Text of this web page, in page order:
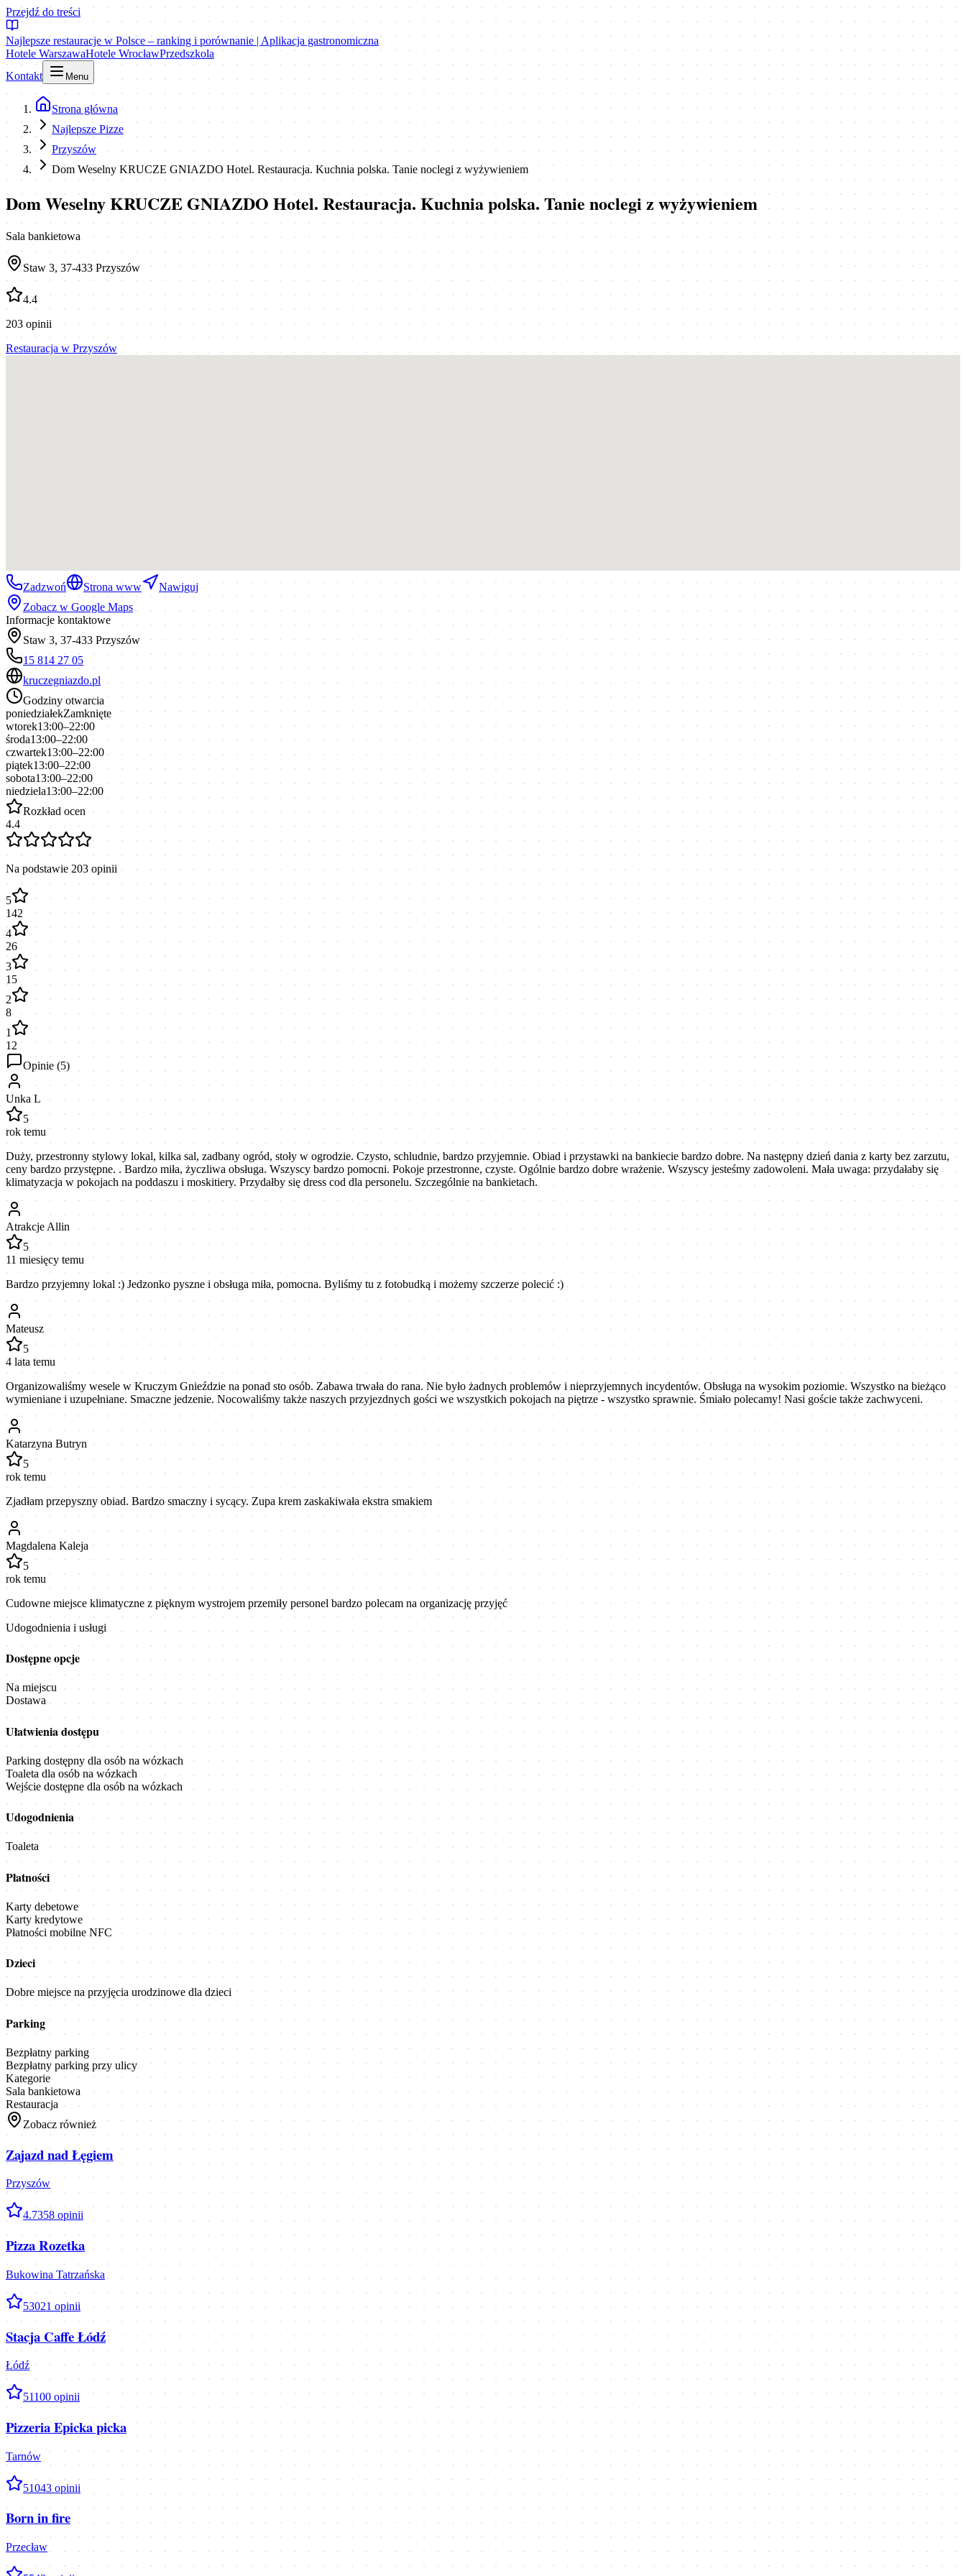
Przejdź do treści
Najlepsze restauracje w Polsce – ranking i porównanie | Aplikacja gastronomiczna
Hotele WarszawaHotele WrocławPrzedszkola
Kontakt
Menu
Strona główna
Najlepsze Pizze
Przyszów
Dom Weselny KRUCZE GNIAZDO Hotel. Restauracja. Kuchnia polska. Tanie noclegi z wyżywieniem
Dom Weselny KRUCZE GNIAZDO Hotel. Restauracja. Kuchnia polska. Tanie noclegi z wyżywieniem
Sala bankietowa
Staw 3, 37-433 Przyszów
4.4
203 opinii
Restauracja w Przyszów
Zadzwoń Strona www
Nawiguj
Zobacz w Google Maps
Informacje kontaktowe
Staw 3, 37-433 Przyszów
15 814 27 05
kruczegniazdo.pl
Godziny otwarcia
poniedziałekZamknięte
wtorek13:00–22:00
środa13:00–22:00
czwartek13:00–22:00
piątek13:00–22:00
sobota13:00–22:00
niedziela13:00–22:00
Rozkład ocen
4.4
Na podstawie 203 opinii
5
142
4
26
3
15
2
8
1
12
Opinie (5)
Unka L
5
rok temu
Duży, przestronny stylowy lokal, kilka sal, zadbany ogród, stoły w ogrodzie. Czysto, schludnie, bardzo przyjemnie. Obiad i przystawki na bankiecie bardzo dobre. Na następny dzień dania z karty bez zarzutu,
ceny bardzo przystępne. . Bardzo miła, życzliwa obsługa. Wszyscy bardzo pomocni. Pokoje przestronne, czyste. Ogólnie bardzo dobre wrażenie. Wszyscy jesteśmy zadowoleni. Mała uwaga: przydałaby się
klimatyzacja w pokojach na poddaszu i moskitiery. Przydałby się dress cod dla personelu. Szczególnie na bankietach.
Atrakcje Allin
5
11 miesięcy temu
Bardzo przyjemny lokal :) Jedzonko pyszne i obsługa miła, pomocna. Byliśmy tu z fotobudką i możemy szczerze polecić :)
Mateusz
5
4 lata temu
Organizowaliśmy wesele w Kruczym Gnieździe na ponad sto osób. Zabawa trwała do rana. Nie było żadnych problemów i nieprzyjemnych incydentów. Obsługa na wysokim poziomie. Wszystko na bieżąco
wymieniane i uzupełniane. Smaczne jedzenie. Nocowaliśmy także naszych przyjezdnych gości we wszystkich pokojach na piętrze - wszystko sprawnie. Śmiało polecamy! Nasi goście także zachwyceni.
Katarzyna Butryn
5
rok temu
Zjadłam przepyszny obiad. Bardzo smaczny i sycący. Zupa krem zaskakiwała ekstra smakiem
Magdalena Kaleja
5
rok temu
Cudowne miejsce klimatyczne z pięknym wystrojem przemiły personel bardzo polecam na organizację przyjęć
Udogodnienia i usługi
Dostępne opcje
Na miejscu
Dostawa
Ułatwienia dostępu
Parking dostępny dla osób na wózkach
Toaleta dla osób na wózkach
Wejście dostępne dla osób na wózkach
Udogodnienia
Toaleta
Płatności
Karty debetowe
Karty kredytowe
Płatności mobilne NFC
Dzieci
Dobre miejsce na przyjęcia urodzinowe dla dzieci
Parking
Bezpłatny parking
Bezpłatny parking przy ulicy
Kategorie
Sala bankietowa
Restauracja
Zobacz również
Zajazd nad Łęgiem
Przyszów
4.7358 opinii
Pizza Rozetka
Bukowina Tatrzańska
53021 opinii
Stacja Caffe Łódź
Łódź
51100 opinii
Pizzeria Epicka picka
Tarnów
51043 opinii
Born in fire
Przecław